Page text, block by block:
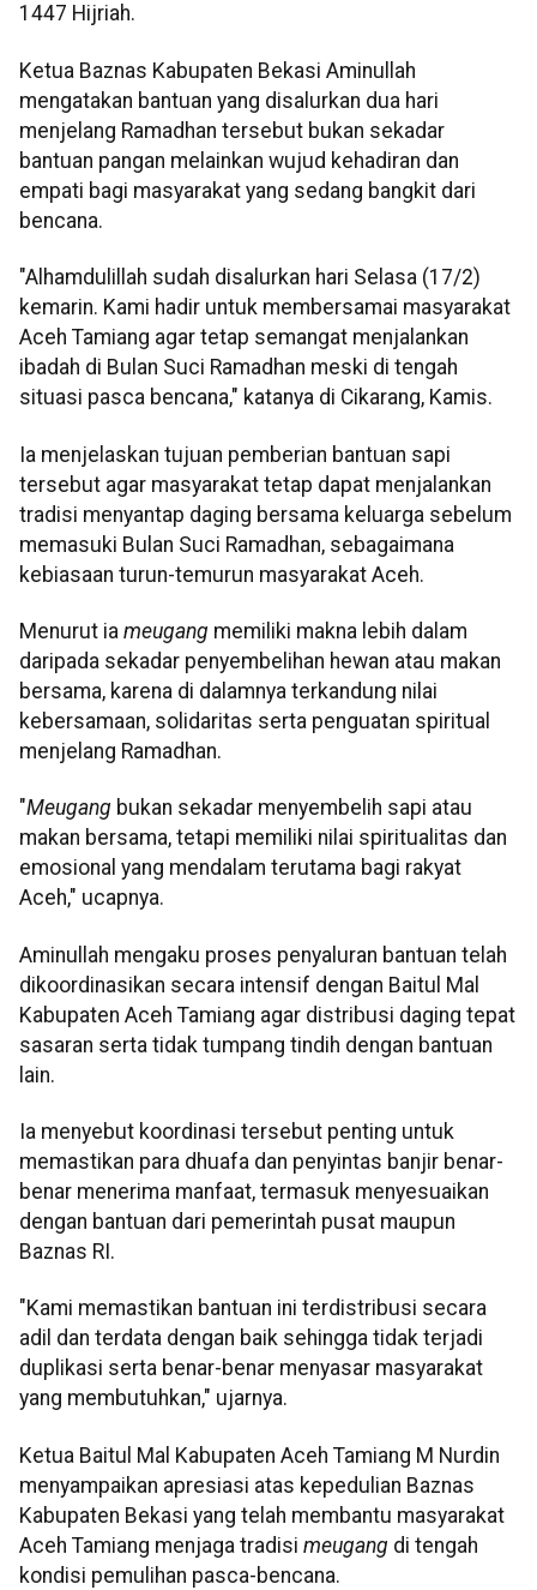
1447 Hijriah.
Ketua Baznas Kabupaten Bekasi Aminullah
mengatakan bantuan yang disalurkan dua hari
menjelang Ramadhan tersebut bukan sekadar
bantuan pangan melainkan wujud kehadiran dan
empati bagi masyarakat yang sedang bangkit dari
bencana.
"Alhamdulillah sudah disalurkan hari Selasa (17/2)
kemarin. Kami hadir untuk membersamai masyarakat
Aceh Tamiang agar tetap semangat menjalankan
ibadah di Bulan Suci Ramadhan meski di tengah
situasi pasca bencana," katanya di Cikarang, Kamis.
Ia menjelaskan tujuan pemberian bantuan sapi
tersebut agar masyarakat tetap dapat menjalankan
tradisi menyantap daging bersama keluarga sebelum
memasuki Bulan Suci Ramadhan, sebagaimana
kebiasaan turun-temurun masyarakat Aceh.
Menurut ia meugang memiliki makna lebih dalam
daripada sekadar penyembelihan hewan atau makan
bersama, karena di dalamnya terkandung nilai
kebersamaan, solidaritas serta penguatan spiritual
menjelang Ramadhan.
"Meugang bukan sekadar menyembelih sapi atau
makan bersama, tetapi memiliki nilai spiritualitas dan
emosional yang mendalam terutama bagi rakyat
Aceh," ucapnya.
Aminullah mengaku proses penyaluran bantuan telah
dikoordinasikan secara intensif dengan Baitul Mal
Kabupaten Aceh Tamiang agar distribusi daging tepat
sasaran serta tidak tumpang tindih dengan bantuan
lain.
Ia menyebut koordinasi tersebut penting untuk
memastikan para dhuafa dan penyintas banjir benar-
benar menerima manfaat, termasuk menyesuaikan
dengan bantuan dari pemerintah pusat maupun
Baznas RI.
"Kami memastikan bantuan ini terdistribusi secara
adil dan terdata dengan baik sehingga tidak terjadi
duplikasi serta benar-benar menyasar masyarakat
yang membutuhkan," ujarnya.
Ketua Baitul Mal Kabupaten Aceh Tamiang M Nurdin
menyampaikan apresiasi atas kepedulian Baznas
Kabupaten Bekasi yang telah membantu masyarakat
Aceh Tamiang menjaga tradisi meugang di tengah
kondisi pemulihan pasca-bencana.